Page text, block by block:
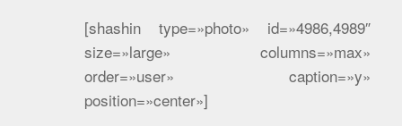
[shashin type=»photo» id=»4986,4989″
size=»large» columns=»max»
order=»user» caption=»y»
position=»center»]